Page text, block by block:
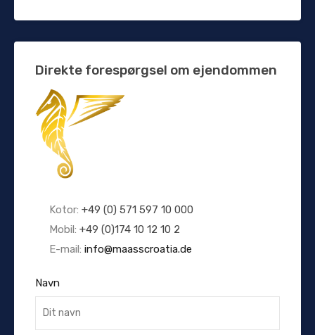
Direkte forespørgsel om ejendommen
Kotor: +49 (0) 571 597 10 000
Mobil: +49 (0)174 10 12 10 2
E-mail: info@maasscroatia.de
Navn